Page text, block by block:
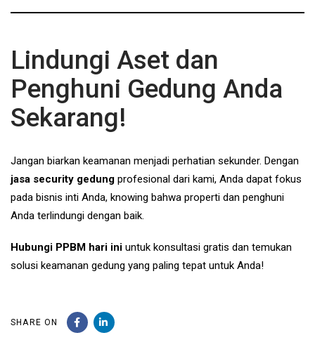
Lindungi Aset dan
Penghuni Gedung Anda
Sekarang!
Jangan biarkan keamanan menjadi perhatian sekunder. Dengan
jasa security gedung profesional dari kami, Anda dapat fokus
pada bisnis inti Anda, knowing bahwa properti dan penghuni
Anda terlindungi dengan baik.
Hubungi PPBM hari ini untuk konsultasi gratis dan temukan
solusi keamanan gedung yang paling tepat untuk Anda!
SHARE ON